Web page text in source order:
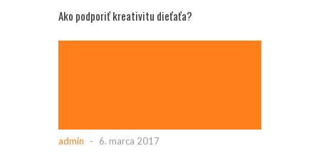
Ako podporiť kreativitu dieťaťa?
admin - 6. marca 2017